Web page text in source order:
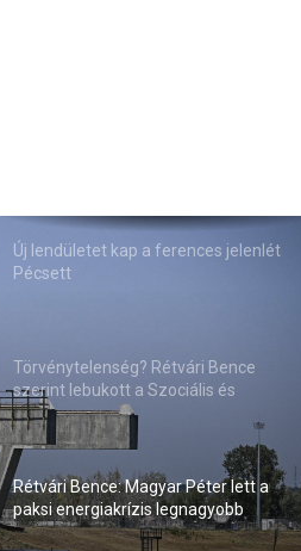
Új lendületet kap a ferences jelenlét
Pécsett
Törvénytelenség? Rétvári Bence
szerint lebukott a Szociális és
Családügyi Minisztérium
Rétvári Bence: Magyar Péter lett a
paksi energiakrízis legnagyobb
rémhírterjesztője (VIDEÓ)